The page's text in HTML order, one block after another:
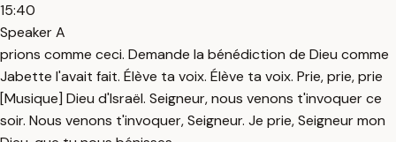
15:40
Speaker A
prions comme ceci. Demande la bénédiction de Dieu comme
Jabette l'avait fait. Élève ta voix. Élève ta voix. Prie, prie, prie
[Musique] Dieu d'Israël. Seigneur, nous venons t'invoquer ce
soir. Nous venons t'invoquer, Seigneur. Je prie, Seigneur mon